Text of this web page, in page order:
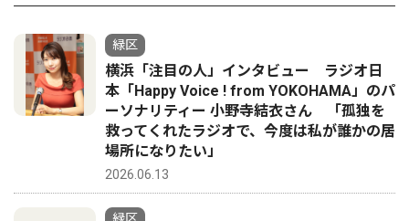
緑区
横浜「注目の人」インタビュー ラジオ日
本「Happy Voice ! from YOKOHAMA」のパ
ーソナリティー 小野寺結衣さん 「孤独を
救ってくれたラジオで、今度は私が誰かの居
場所になりたい」
2026.06.13